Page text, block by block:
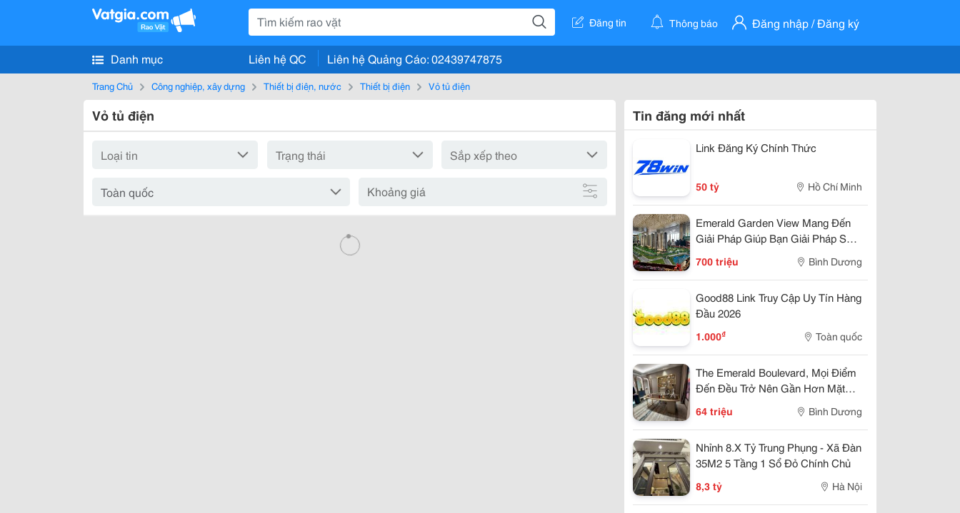
Đăng tin Thông báo Đăng nhập / Đăng ký
Danh mục Liên hệ QC Liên hệ Quảng Cáo: 02439747875
Trang Chủ Công nghiệp, xây dựng Thiết bị điện, nước Thiết bị điện Vỏ tủ điện
Vỏ tủ điện
Khoảng giá
Tin đăng mới nhất
Link Đăng Ký Chính Thức
50 tỷ Hồ Chí Minh
Emerald Garden View Mang Đến
Giải Pháp Giúp Bạn Giải Pháp Sở
700 triệu Bình Dương
Good88 Link Truy Cập Uy Tín Hàng
Đầu 2026
1.000₫ Toàn quốc
The Emerald Boulevard, Mọi Điểm
Đến Đều Trở Nên Gần Hơn Mặt
64 triệu Bình Dương
Nhỉnh 8.X Tỷ Trung Phụng - Xã Đàn
35M2 5 Tầng 1 Sổ Đỏ Chính Chủ
8,3 tỷ Hà Nội